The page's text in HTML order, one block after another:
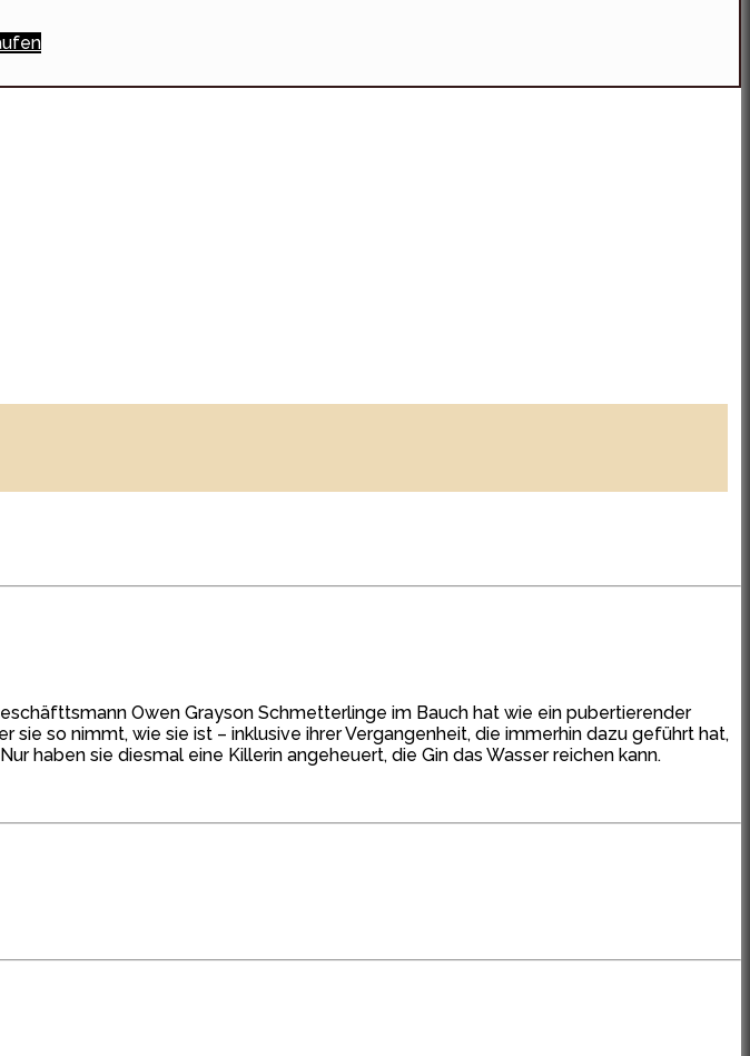
Owen Grayson Schmetterlinge im Bauch hat wie ein pubertierender
sie so nimmt, wie sie ist – inklusive ihrer Vergangenheit, die immerhin dazu geführt hat,
haben sie diesmal eine Killerin angeheuert, die Gin das Wasser reichen kann.